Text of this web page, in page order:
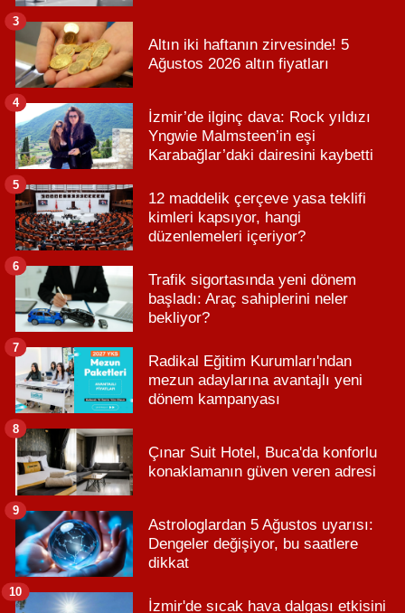
Altın iki haftanın zirvesinde! 5
Ağustos 2026 altın fiyatları
3
İzmir’de ilginç dava: Rock yıldızı
Yngwie Malmsteen’in eşi
Karabağlar’daki dairesini kaybetti
4
12 maddelik çerçeve yasa teklifi
kimleri kapsıyor, hangi
düzenlemeleri içeriyor?
5
Trafik sigortasında yeni dönem
başladı: Araç sahiplerini neler
bekliyor?
6
Radikal Eğitim Kurumları'ndan
mezun adaylarına avantajlı yeni
dönem kampanyası
7
Çınar Suit Hotel, Buca'da konforlu
konaklamanın güven veren adresi
8
Astrologlardan 5 Ağustos uyarısı:
Dengeler değişiyor, bu saatlere
dikkat
9
İzmir'de sıcak hava dalgası etkisini
10